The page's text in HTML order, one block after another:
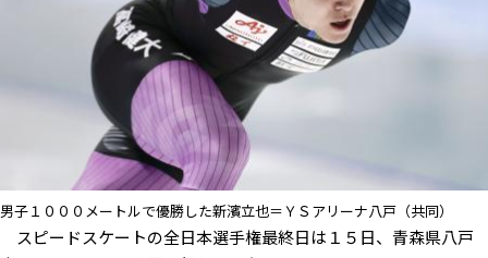
男子１０００メートルで優勝した新濱立也＝ＹＳアリーナ八戸（共同）
スピードスケートの全日本選手権最終日は１５日、青森県八戸